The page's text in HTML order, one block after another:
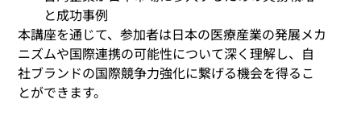
と成功事例
本講座を通じて、参加者は日本の医療産業の発展メカ
ニズムや国際連携の可能性について深く理解し、自
社ブランドの国際競争力強化に繋げる機会を得るこ
とができます。